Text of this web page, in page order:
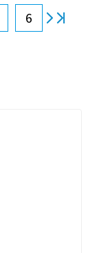
6